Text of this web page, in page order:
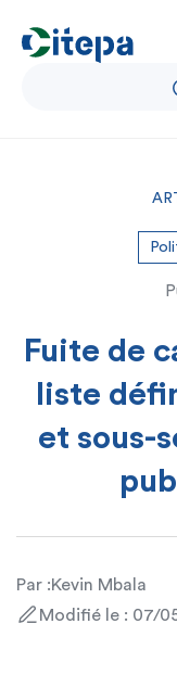
Qui sommes-
Données Air
Expertise et
Fuite de
liste
et sous-
Par :Kevin Mbala
Modifié le : 07/